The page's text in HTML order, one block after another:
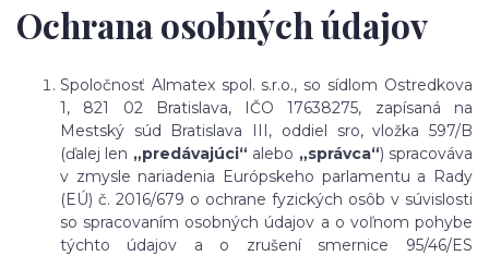
Ochrana osobných údajov
Spoločnosť Almatex spol. s.r.o., so sídlom Ostredkova
1, 821 02 Bratislava, IČO 17638275, zapísaná na
Mestský súd Bratislava III, oddiel sro, vložka 597/B
(ďalej len „predávajúci“ alebo „správca“) spracováva
v zmysle nariadenia Európskeho parlamentu a Rady
(EÚ) č. 2016/679 o ochrane fyzických osôb v súvislosti
so spracovaním osobných údajov a o voľnom pohybe
týchto údajov a o zrušení smernice 95/46/ES